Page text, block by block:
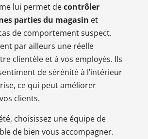
lui permet decontrôler
parties du magasin et
de comportement suspect.
par ailleurs une réelle
clientèle et à vos employés. Ils
de sérénité à l’intérieur
ce qui peut améliorer
clients.
choisissez une équipe de
de bien vous accompagner.